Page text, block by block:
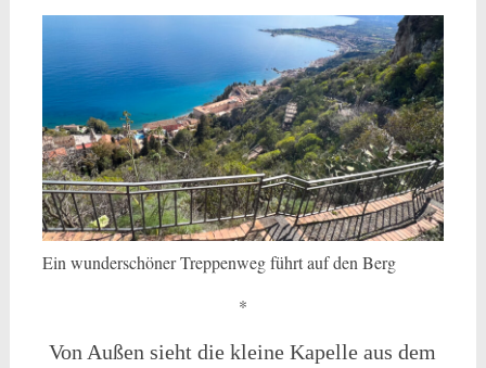
Ein wunderschöner Treppenweg führt auf den Berg
*
Von Außen sieht die kleine Kapelle aus dem